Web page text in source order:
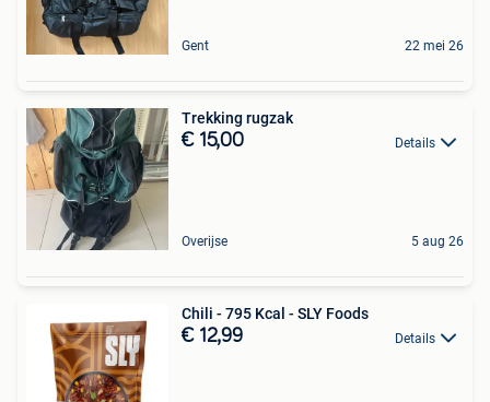
Gent 22 mei 26
Trekking rugzak
€ 15,00 Details
Overijse 5 aug 26
Chili - 795 Kcal - SLY Foods
€ 12,99 Details